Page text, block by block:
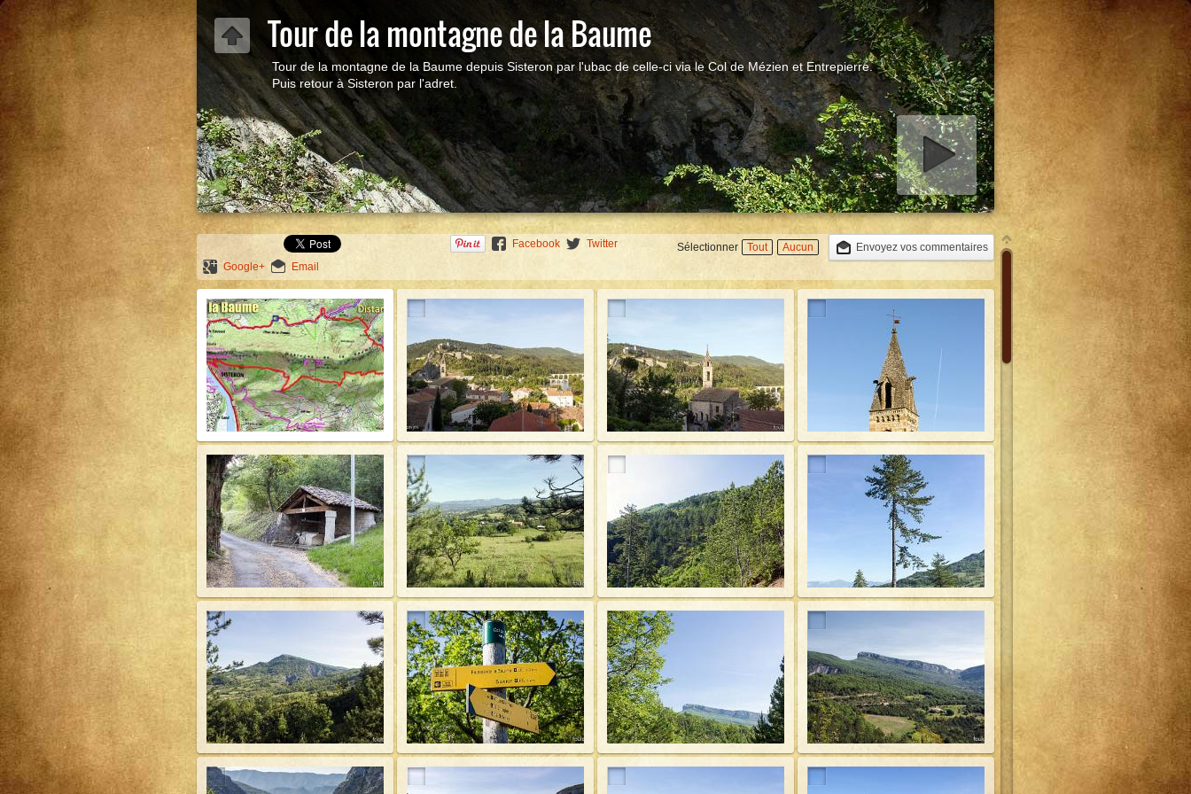
Tour de la montagne de la Baume
Tour de la montagne de la Baume depuis Sisteron par l'ubac de celle-ci via le Col de Mézien et Entrepierre.
Puis retour à Sisteron par l'adret.
Démarrer diaporama
Sélectionner Tout Aucun Envoyez vos commentaires
Facebook
Twitter
Google+
Email